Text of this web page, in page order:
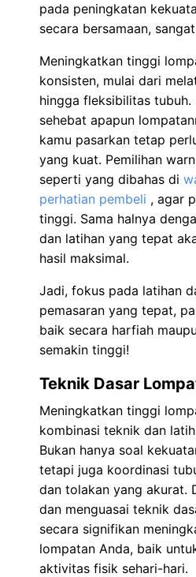
pada peningkatan
secara bersamaan,
Meningkatkan tinggi
konsisten, mulai dari
hingga fleksibilitas tubuh.
sehebat apapun
kamu pasarkan tetap
yang kuat. Pemilihan
seperti yang dibahas di
perhatian pembeli , agar
tinggi. Sama halnya
dan latihan yang tepat
hasil maksimal.
Jadi, fokus pada latihan
pemasaran yang tepat,
baik secara harfiah
semakin tinggi!
Teknik Dasar
Meningkatkan tinggi
kombinasi teknik dan
Bukan hanya soal
tetapi juga koordinasi
dan tolakan yang akurat.
dan menguasai teknik
secara signifikan
lompatan Anda, baik
aktivitas fisik sehari-hari.